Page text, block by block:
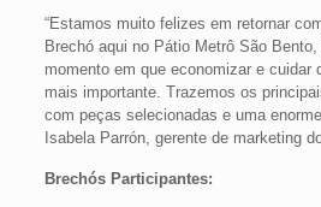
“Estamos muito felizes em retornar
Brechó aqui no Pátio Metrô São
momento em que economizar e cuidar
mais importante. Trazemos os
com peças selecionadas e uma
Isabela Parrón, gerente de marketing
Brechós Participantes: